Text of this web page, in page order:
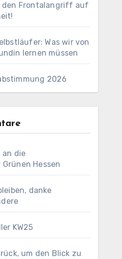
Frontalangriff auf
Was wir von
lernen müssen
2026
die
Hessen
danke
KW25
um den Blick zu